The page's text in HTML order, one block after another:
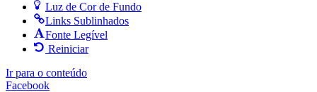
Luz de Cor de Fundo
Links Sublinhados
Fonte Legível
Reiniciar
Ir para o conteúdo
Facebook